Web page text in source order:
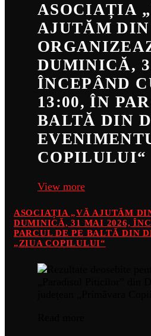
ASOCIAȚIA
AJUTĂM DIN
DUMINICĂ,
ÎNCEPÂND
13:00, ÎN
BALTĂ DIN
COPILULUI“
View more
ASOCIAȚIA „VĂ AJUTĂM
DUMINICĂ, 31 MAI 2026,
PARCUL DE PE BALTĂ DIN
„ZIUA COPILULUI“